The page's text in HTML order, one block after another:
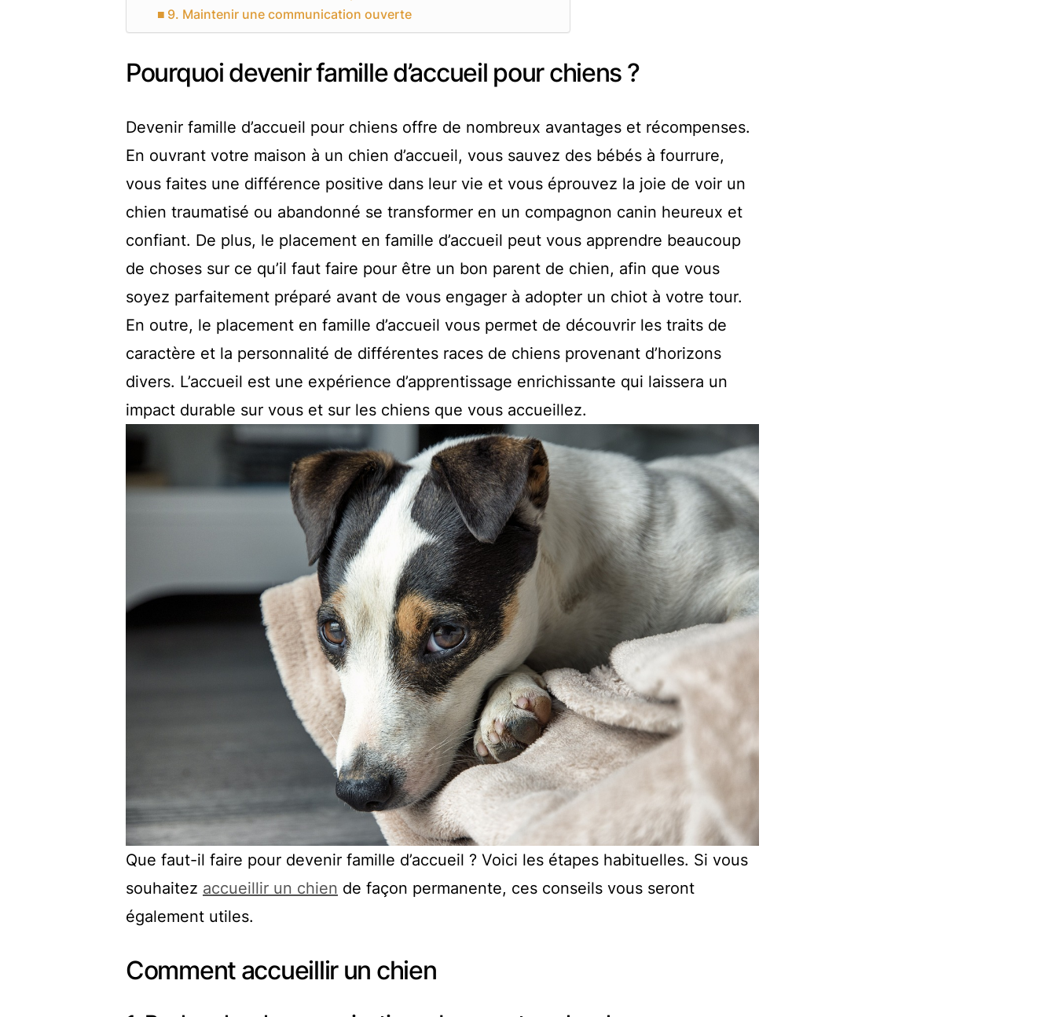
9. Maintenir une communication ouverte
Pourquoi devenir famille d’accueil pour chiens ?
Devenir famille d’accueil pour chiens offre de nombreux avantages et récompenses.
En ouvrant votre maison à un chien d’accueil, vous sauvez des bébés à fourrure,
vous faites une différence positive dans leur vie et vous éprouvez la joie de voir un
chien traumatisé ou abandonné se transformer en un compagnon canin heureux et
confiant. De plus, le placement en famille d’accueil peut vous apprendre beaucoup
de choses sur ce qu’il faut faire pour être un bon parent de chien, afin que vous
soyez parfaitement préparé avant de vous engager à adopter un chiot à votre tour.
En outre, le placement en famille d’accueil vous permet de découvrir les traits de
caractère et la personnalité de différentes races de chiens provenant d’horizons
divers. L’accueil est une expérience d’apprentissage enrichissante qui laissera un
impact durable sur vous et sur les chiens que vous accueillez.
Que faut-il faire pour devenir famille d’accueil ? Voici les étapes habituelles. Si vous
souhaitez accueillir un chien de façon permanente, ces conseils vous seront
également utiles.
Comment accueillir un chien